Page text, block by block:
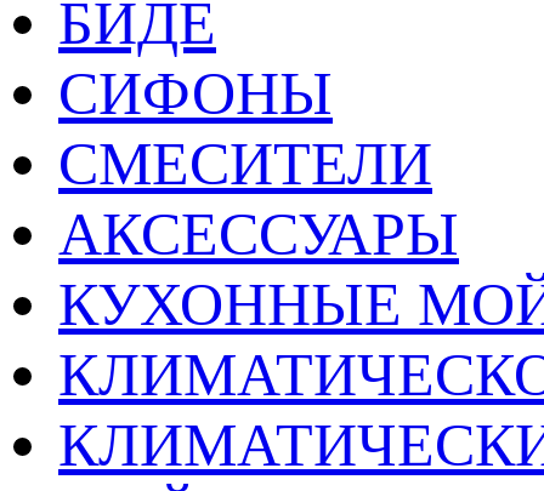
БИДЕ
СИФОНЫ
СМЕСИТЕЛИ
АКСЕССУАРЫ
КУХОННЫЕ